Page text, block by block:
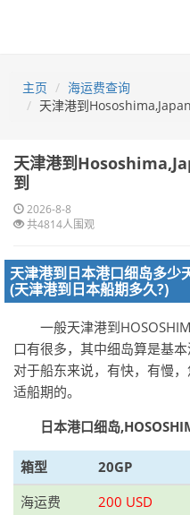
主页
海运费查询
天津港到
天津港到
到
2026-8-8
共4814人围观
天津港到日本港口细岛多少
(天津港到日本船期多久?)
一般天津港到
口有很多，其中细岛算是基
对于船东来说，有快，有慢
适船期的。
日本港口细岛
箱型 20GP
海运费
200 USD